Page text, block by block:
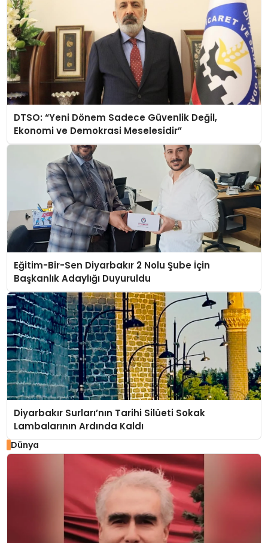
DTSO: “Yeni Dönem Sadece Güvenlik Değil,
Ekonomi ve Demokrasi Meselesidir”
Eğitim-Bir-Sen Diyarbakır 2 Nolu Şube İçin
Başkanlık Adaylığı Duyuruldu
Diyarbakır Surları’nın Tarihi Silüeti Sokak
Lambalarının Ardında Kaldı
Dünya